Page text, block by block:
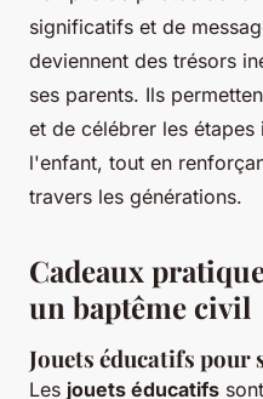
significatifs et de
deviennent des trésors
ses parents. Ils
et de célébrer les
l'enfant, tout en
travers les générations.
Cadeaux
un baptême civil
Jouets éducatifs
Les jouets éducatifs